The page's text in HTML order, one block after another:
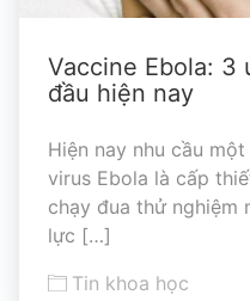
Vaccine Ebola: 3
đầu hiện nay
Hiện nay nhu cầu
virus Ebola là cấp
chạy đua thử nghiệm
lực […]
Tin khoa học